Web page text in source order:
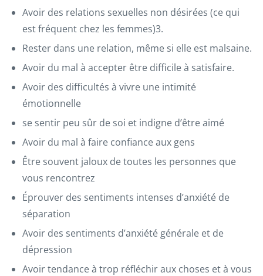
Avoir des relations sexuelles non désirées (ce qui
est fréquent chez les femmes)3.
Rester dans une relation, même si elle est malsaine.
Avoir du mal à accepter être difficile à satisfaire.
Avoir des difficultés à vivre une intimité
émotionnelle
se sentir peu sûr de soi et indigne d’être aimé
Avoir du mal à faire confiance aux gens
Être souvent jaloux de toutes les personnes que
vous rencontrez
Éprouver des sentiments intenses d’anxiété de
séparation
Avoir des sentiments d’anxiété générale et de
dépression
Avoir tendance à trop réfléchir aux choses et à vous